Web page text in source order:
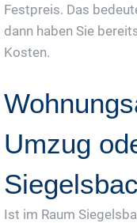
Festpreis. Das
dann haben Sie
Kosten.
Umzug
Ist im Raum